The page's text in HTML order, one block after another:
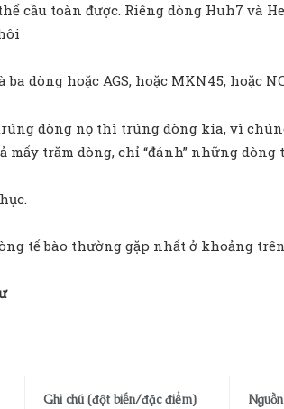
cầu toàn được. Riêng dòng Huh7 và
dòng hoặc AGS, hoặc MKN45, hoặc
trúng dòng nọ thì trúng dòng kia, vì
mấy trăm dòng, chỉ “đánh” những
tế bào thường gặp nhất ở khoảng
Ghi chú (đột biến/đặc điểm)